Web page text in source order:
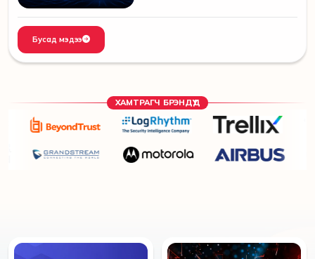
Бусад мэдээ
ХАМТРАГЧ БРЭНДҮҮД